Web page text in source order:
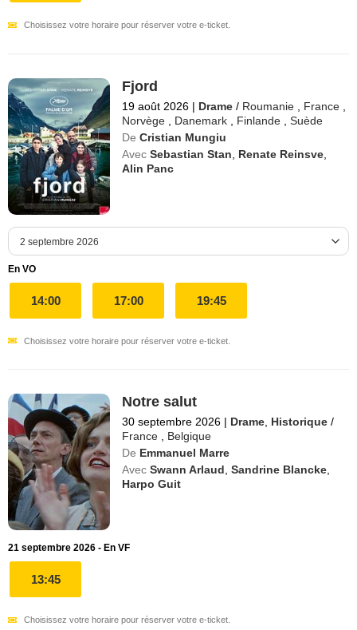
Choisissez votre horaire pour réserver votre e-ticket.
Fjord
19 août 2026 | Drame / Roumanie France
Norvège
Danemark Finlande ,Suède
De Cristian Mungiu
Avec Sebastian Stan Renate Reinsve
Alin Panc
En VO
14:00 17:00 19:45
Choisissez votre horaire pour réserver votre e-ticket.
Notre salut
30 septembre 2026 | Drame Historique /
France
Belgique
De Emmanuel Marre
Avec Swann Arlaud ,Sandrine Blancke
Harpo Guit
21 septembre 2026 - En VF
13:45
Choisissez votre horaire pour réserver votre e-ticket.